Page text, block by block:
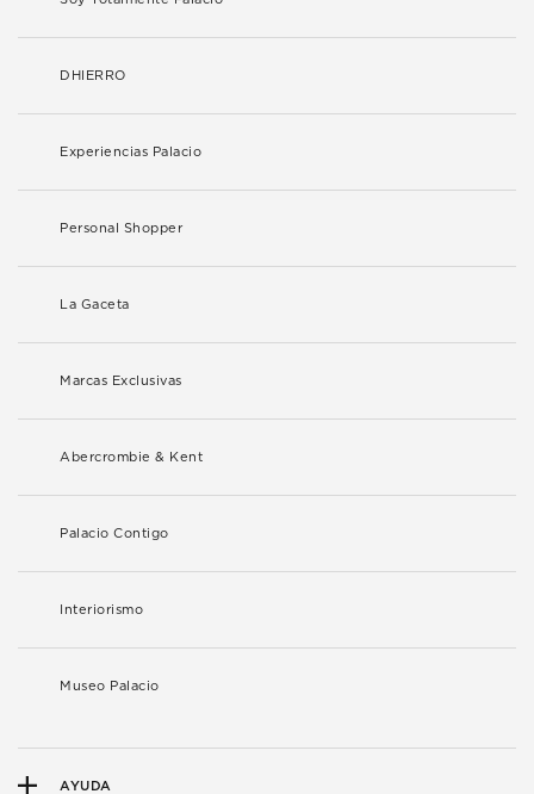
DHIERRO
Experiencias Palacio
Personal Shopper
La Gaceta
Marcas Exclusivas
Abercrombie & Kent
Palacio Contigo
Interiorismo
Museo Palacio
AYUDA